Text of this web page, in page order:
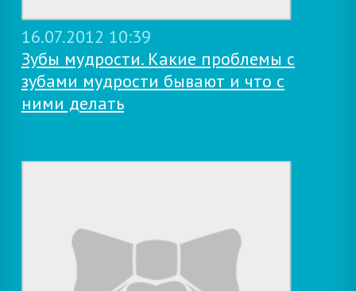
16.07.2012 10:39
Зубы мудрости. Какие проблемы с
зубами мудрости бывают и что с
ними делать